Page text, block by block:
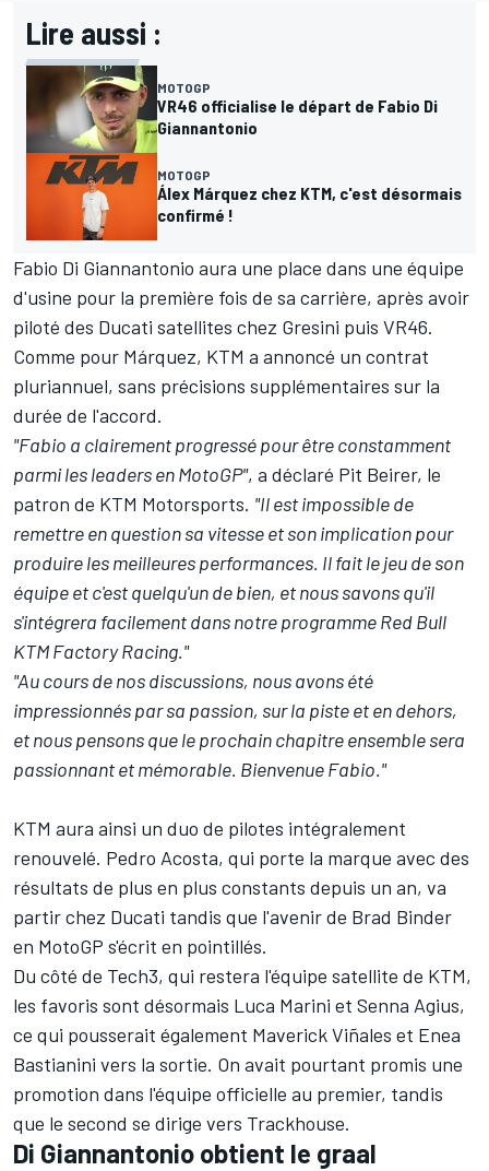
Lire aussi :
MOTOGP
VR46 officialise le départ de Fabio Di
Giannantonio
MOTOGP
Álex Márquez chez KTM, c'est désormais
confirmé !
Fabio Di Giannantonio aura une place dans une équipe
d'usine pour la première fois de sa carrière, après avoir
piloté des Ducati satellites chez Gresini puis VR46.
Comme pour Márquez, KTM a annoncé un contrat
pluriannuel, sans précisions supplémentaires sur la
durée de l'accord.
"Fabio a clairement progressé pour être constamment
parmi les leaders en MotoGP", a déclaré Pit Beirer, le
patron de KTM Motorsports. "Il est impossible de
remettre en question sa vitesse et son implication pour
produire les meilleures performances. Il fait le jeu de son
équipe et c'est quelqu'un de bien, et nous savons qu'il
s'intégrera facilement dans notre programme Red Bull
KTM Factory Racing."
"Au cours de nos discussions, nous avons été
impressionnés par sa passion, sur la piste et en dehors,
et nous pensons que le prochain chapitre ensemble sera
passionnant et mémorable. Bienvenue Fabio."
KTM aura ainsi un duo de pilotes intégralement
renouvelé. Pedro Acosta, qui porte la marque avec des
résultats de plus en plus constants depuis un an, va
partir chez Ducati tandis que l'avenir de Brad Binder
en MotoGP s'écrit en pointillés.
Du côté de Tech3, qui restera l'équipe satellite de KTM,
les favoris sont désormais Luca Marini et Senna Agius,
ce qui pousserait également Maverick Viñales et Enea
Bastianini vers la sortie. On avait pourtant promis une
promotion dans l'équipe officielle au premier, tandis
que le second se dirige vers Trackhouse.
Di Giannantonio obtient le graal